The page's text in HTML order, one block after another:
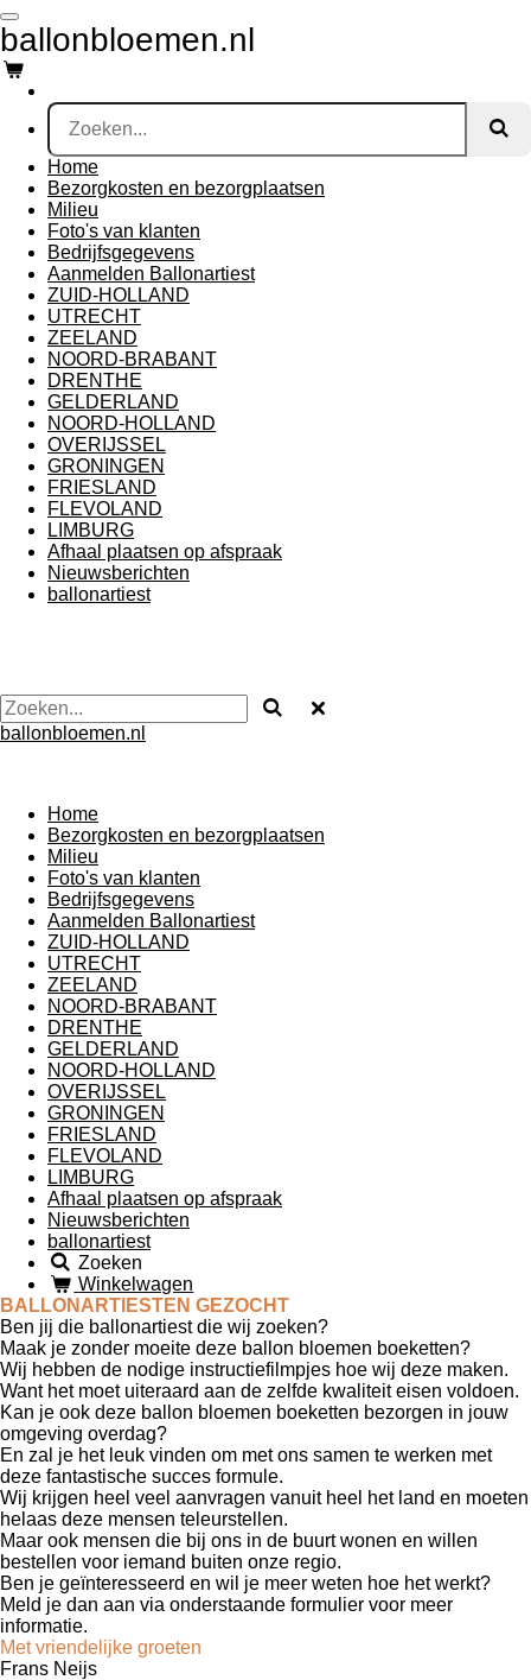
Ga
direct
naar
de
hoofdinhoud
ballonbloemen.nl
Home
Bezorgkosten en bezorgplaatsen
Milieu
Foto's van klanten
Bedrijfsgegevens
Aanmelden Ballonartiest
ZUID-HOLLAND
UTRECHT
ZEELAND
NOORD-BRABANT
DRENTHE
GELDERLAND
NOORD-HOLLAND
OVERIJSSEL
GRONINGEN
FRIESLAND
FLEVOLAND
LIMBURG
Afhaal plaatsen op afspraak
Nieuwsberichten
ballonartiest
ballonbloemen.nl
Home
Bezorgkosten en bezorgplaatsen
Milieu
Foto's van klanten
Bedrijfsgegevens
Aanmelden Ballonartiest
ZUID-HOLLAND
UTRECHT
ZEELAND
NOORD-BRABANT
DRENTHE
GELDERLAND
NOORD-HOLLAND
OVERIJSSEL
GRONINGEN
FRIESLAND
FLEVOLAND
LIMBURG
Afhaal plaatsen op afspraak
Nieuwsberichten
ballonartiest
Zoeken
Winkelwagen
BALLONARTIESTEN GEZOCHT
Ben jij die ballonartiest die wij zoeken?
Maak je zonder moeite deze ballon bloemen boeketten?
Wij hebben de nodige instructiefilmpjes hoe wij deze maken.
Want het moet uiteraard aan de zelfde kwaliteit eisen voldoen.
Kan je ook deze ballon bloemen boeketten bezorgen in jouw
omgeving overdag?
En zal je het leuk vinden om met ons samen te werken met
deze fantastische succes formule.
Wij krijgen heel veel aanvragen vanuit heel het land en moeten
helaas deze mensen teleurstellen.
Maar ook mensen die bij ons in de buurt wonen en willen
bestellen voor iemand buiten onze regio.
Ben je geïnteresseerd en wil je meer weten hoe het werkt?
Meld je dan aan via onderstaande formulier voor meer
informatie.
Met vriendelijke groeten
Frans Neijs